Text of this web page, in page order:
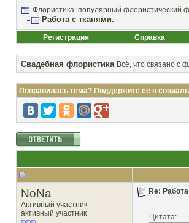
Флористика: популярный флористический
Работа с тканями.
Регистрация Справка
Свадебная флористика Всё, что связано с
Понравилась тема? Поддержите ее в
NoNa
Активный участник
активный участник
Re:
Цитата: